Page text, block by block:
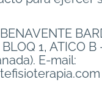
1, ATICO B
E-mail: